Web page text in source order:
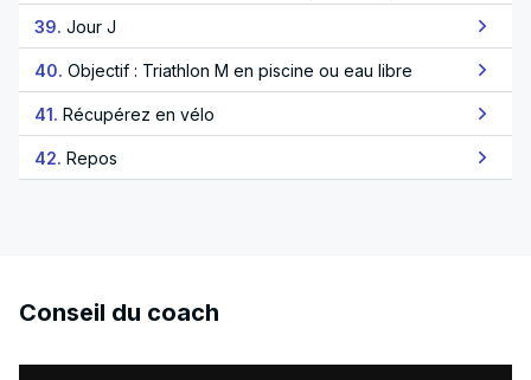
39. Jour J
40. Objectif : Triathlon M en piscine ou eau libre
41. Récupérez en vélo
42. Repos
Conseil du coach